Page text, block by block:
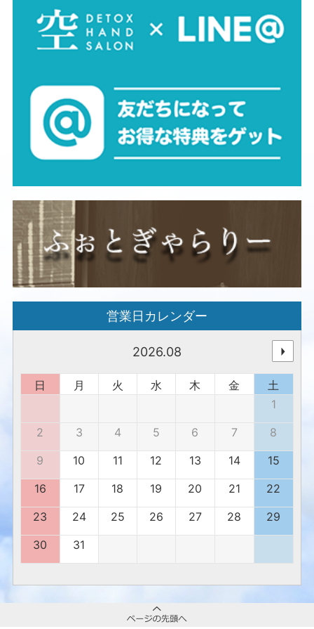
営業日カレンダー
2026.08
日 月 火 水 木 金
土
1
2
3 4 5 6 7
8
9
10 11 12 13 14
15
16
17 18 19 20 21
22
23
24 25 26 27 28
29
30
31